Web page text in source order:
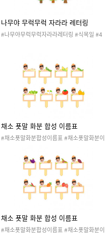
나무야 무럭무럭 자라라 레터링
#나무야무럭무럭자라라레터링 #식목일 #4
목일활동 #원예활동 #텃밭활동 #레터링 #식
목일레터링 #봄레터링 #환경구성 #식목일환
경구성 #봄환경구성
채소 푯말 화분 합성 이름표
#채소푯말화분합성이름표 #채소푯말화분이
나무심기 #나무심는날 #자연 #자연물 #꽃 #
식물 #작물 #봄 #봄행사 #식목일행사 #봄도
안 #봄활동 #식목일도안 #식목일활동 #원예
활동 #텃밭활동 #이름표 #텃밭이름표 #식목
일이름표 #화분이름표 #야채이름표 #채소이
름표 #양파 #오이 #옥수수 #완두콩 #청경채
채소 푯말 화분 합성 이름표
#채소푯말화분합성이름표 #채소푯말화분이